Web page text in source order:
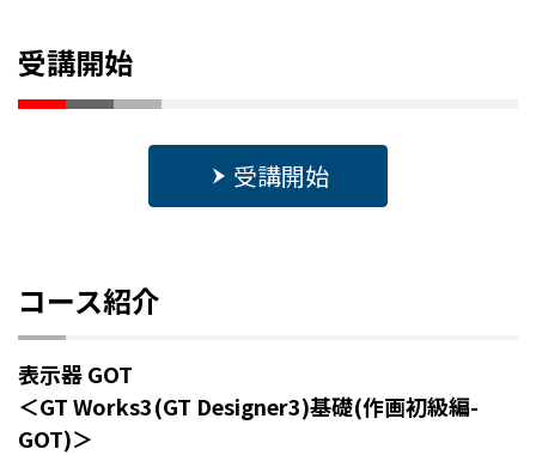
受講開始
受講開始
コース紹介
表示器 GOT
＜GT Works3(GT Designer3)基礎(作画初級編-
GOT)＞